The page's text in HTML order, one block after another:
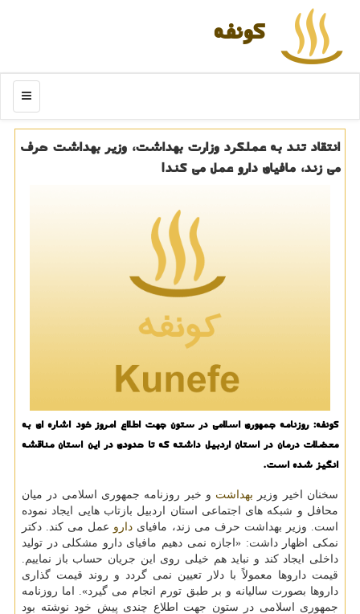
كونفه
منو
انتقاد تند به عملكرد وزارت بهداشت، وزیر بهداشت حرف
می زند، مافیای دارو عمل می كند!
كونفه: روزنامه جمهوری اسلامی در ستون جهت اطلاع امروز خود اشاره ای به
معضلات درمان در استان اردبیل داشته كه تا حدودی در این استان مناقشه
انگیز شده است.
سخنان اخیر وزیر بهداشت و خبر روزنامه جمهوری اسلامی در میان
محافل و شبكه های اجتماعی استان اردبیل بازتاب هایی ایجاد نموده
است. وزیر بهداشت حرف می زند، مافیای دارو عمل می كند. دكتر
نمكی اظهار داشت: «اجازه نمی دهیم مافیای دارو مشكلی در تولید
داخلی ایجاد كند و نباید هم خیلی روی این جریان حساب باز نماییم.
قیمت داروها معمولاً با دلار تعیین نمی گردد و روند قیمت گذاری
داروها بصورت سالیانه و بر طبق تورم انجام می گیرد». اما روزنامه
جمهوری اسلامی در ستون جهت اطلاع چندی پیش خود نوشته بود